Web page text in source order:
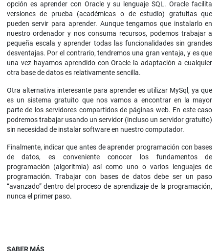
opción es aprender con Oracle y su lenguaje SQL. Oracle facilita
versiones de prueba (académicas o de estudio) gratuitas que
pueden servir para aprender. Aunque tengamos que instalarlo en
nuestro ordenador y nos consuma recursos, podemos trabajar a
pequeña escala y aprender todas las funcionalidades sin grandes
desventajas. Por el contrario, tendremos una gran ventaja, y es que
una vez hayamos aprendido con Oracle la adaptación a cualquier
otra base de datos es relativamente sencilla.
Otra alternativa interesante para aprender es utilizar MySql, ya que
es un sistema gratuito que nos vamos a encontrar en la mayor
parte de los servidores compartidos de páginas web. En este caso
podremos trabajar usando un servidor (incluso un servidor gratuito)
sin necesidad de instalar software en nuestro computador.
Finalmente, indicar que antes de aprender programación con bases
de datos, es conveniente conocer los fundamentos de
programación (algoritmia) así como uno o varios lenguajes de
programación. Trabajar con bases de datos debe ser un paso
“avanzado” dentro del proceso de aprendizaje de la programación,
nunca el primer paso.
SABER MÁS